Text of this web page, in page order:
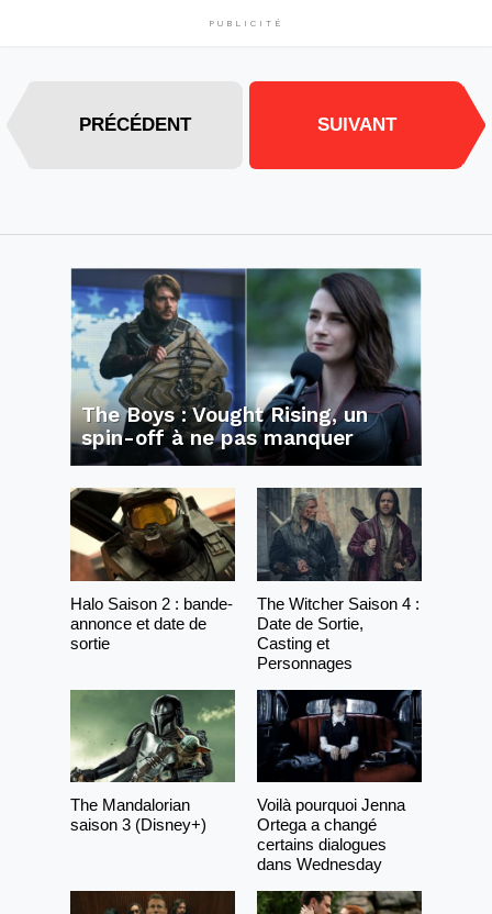
PUBLICITÉ
PRÉCÉDENT SUIVANT
The Boys : Vought Rising, un
spin-off à ne pas manquer
Halo Saison 2 : bande-
annonce et date de
sortie
The Witcher Saison 4 :
Date de Sortie,
Casting et
Personnages
The Mandalorian
saison 3 (Disney+)
Voilà pourquoi Jenna
Ortega a changé
certains dialogues
dans Wednesday